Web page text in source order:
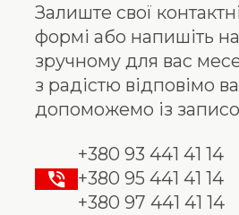
Залиште свої
формі або напишіть
зручному для вас
з радістю відповімо
допоможемо із
+380 93 441 41 14
+380 95 441 41 14
+380 97 441 41 14